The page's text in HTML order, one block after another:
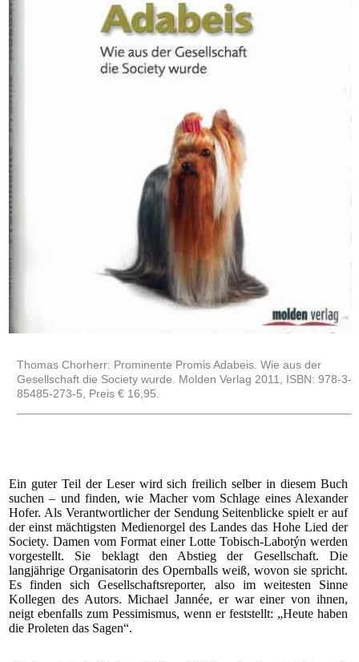
Thomas Chorherr: Prominente Promis Adabeis. Wie aus der
Gesellschaft die Society wurde. Molden Verlag 2011, ISBN: 978-3-
85485-273-5, Preis € 16,95.
Ein guter Teil der Leser wird sich freilich selber in diesem Buch
suchen – und finden, wie Macher vom Schlage eines Alexander
Hofer. Als Verantwortlicher der Sendung Seitenblicke spielt er auf
der einst mächtigsten Medienorgel des Landes das Hohe Lied der
Society. Damen vom Format einer Lotte Tobisch-Labotýn werden
vorgestellt. Sie beklagt den Abstieg der Gesellschaft. Die
langjährige Organisatorin des Opernballs weiß, wovon sie spricht.
Es finden sich Gesellschaftsreporter, also im weitesten Sinne
Kollegen des Autors. Michael Jannée, er war einer von ihnen,
neigt ebenfalls zum Pessimismus, wenn er feststellt: „Heute haben
die Proleten das Sagen“.